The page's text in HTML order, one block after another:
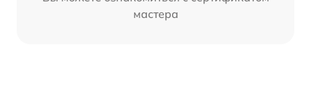
мастера